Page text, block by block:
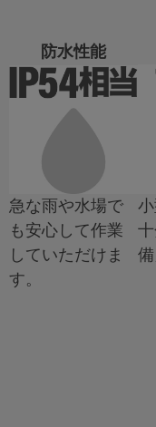
防水性能
急な雨や水場で
も安心して作業
していただけま
す。
小
備